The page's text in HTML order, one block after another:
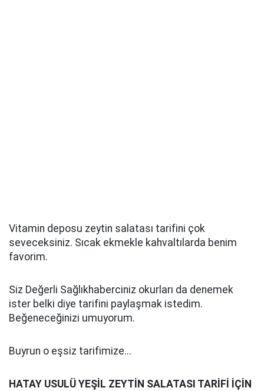
Vitamin deposu zeytin salatası tarifini çok
seveceksiniz. Sıcak ekmekle kahvaltılarda benim
favorim.
Siz Değerli Sağlıkhaberciniz okurları da denemek
ister belki diye tarifini paylaşmak istedim.
Beğeneceğinizi umuyorum.
Buyrun o eşsiz tarifimize...
HATAY USULÜ YEŞİL ZEYTİN SALATASI TARİFİ İÇİN